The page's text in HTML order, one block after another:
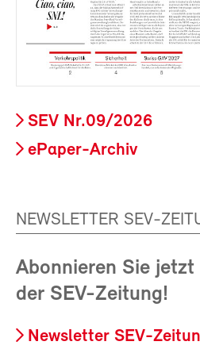
SEV Nr.09/2026
ePaper-Archiv
NEWSLETTER SEV-
Abonnieren Sie
der SEV-Zeitung!
Newsletter SEV-